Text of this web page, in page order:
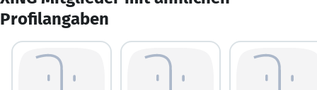
Profilangaben